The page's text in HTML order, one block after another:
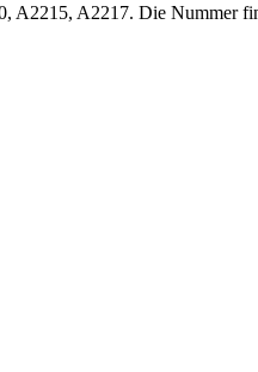
A2215, A2217. Die